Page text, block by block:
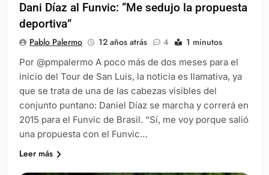
Dani Díaz al Funvic: “Me sedujo la propuesta
deportiva”
Pablo Palermo 12 años atrás 4 1 minutos
Por @pmpalermo A poco más de dos meses para el
inicio del Tour de San Luis, la noticia es llamativa, ya
que se trata de una de las cabezas visibles del
conjunto puntano: Daniel Díaz se marcha y correrá en
2015 para el Funvic de Brasil. “Sí, me voy porque salió
una propuesta con el Funvic…
Leer más